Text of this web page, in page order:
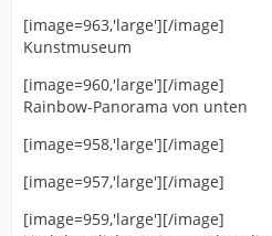
[image=963,'large'][/image]
Kunstmuseum
[image=960,'large'][/image]
Rainbow-Panorama von unten
[image=958,'large'][/image]
[image=957,'large'][/image]
[image=959,'large'][/image]